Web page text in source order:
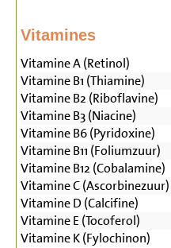
Vitamines
Vitamine A (Retinol)
Vitamine B1 (Thiamine)
Vitamine B2 (Riboflavine)
Vitamine B3 (Niacine)
Vitamine B6 (Pyridoxine)
Vitamine B11 (Foliumzuur)
Vitamine B12 (Cobalamine)
Vitamine C (Ascorbinezuur)
Vitamine D (Calcifine)
Vitamine E (Tocoferol)
Vitamine K (Fylochinon)